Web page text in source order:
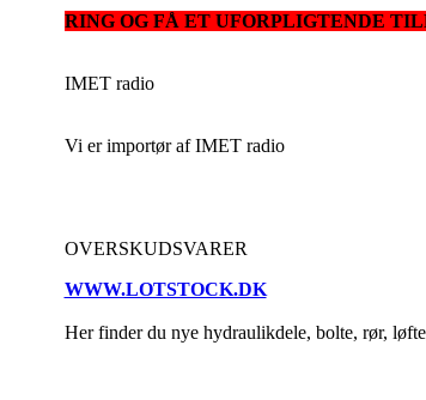
RING OG FÅ ET UFORPLIGTENDE
IMET radio
Vi er importør af IMET radio
OVERSKUDSVARER
WWW.LOTSTOCK.DK
Her finder du nye hydraulikdele, bolte, rør,